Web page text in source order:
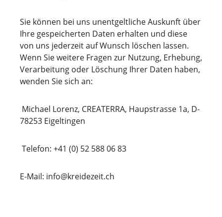
Sie können bei uns unentgeltliche Auskunft über
Ihre gespeicherten Daten erhalten und diese
von uns jederzeit auf Wunsch löschen lassen.
Wenn Sie weitere Fragen zur Nutzung, Erhebung,
Verarbeitung oder Löschung Ihrer Daten haben,
wenden Sie sich an:
Michael Lorenz, CREATERRA, Haupstrasse 1a, D-
78253 Eigeltingen
Telefon: +41 (0) 52 588 06 83
E-Mail: info@kreidezeit.ch